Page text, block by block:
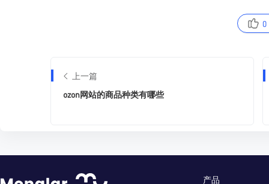
0
上一篇
ozon网站的商品种类有哪些
产品